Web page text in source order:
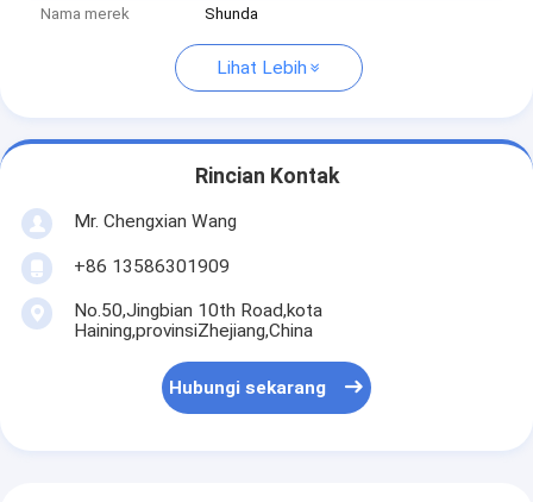
Nama merek
Shunda
Lihat Lebih
Rincian Kontak
Mr. Chengxian Wang
+86 13586301909
No.50,Jingbian 10th Road,kota
Haining,provinsiZhejiang,China
Hubungi sekarang